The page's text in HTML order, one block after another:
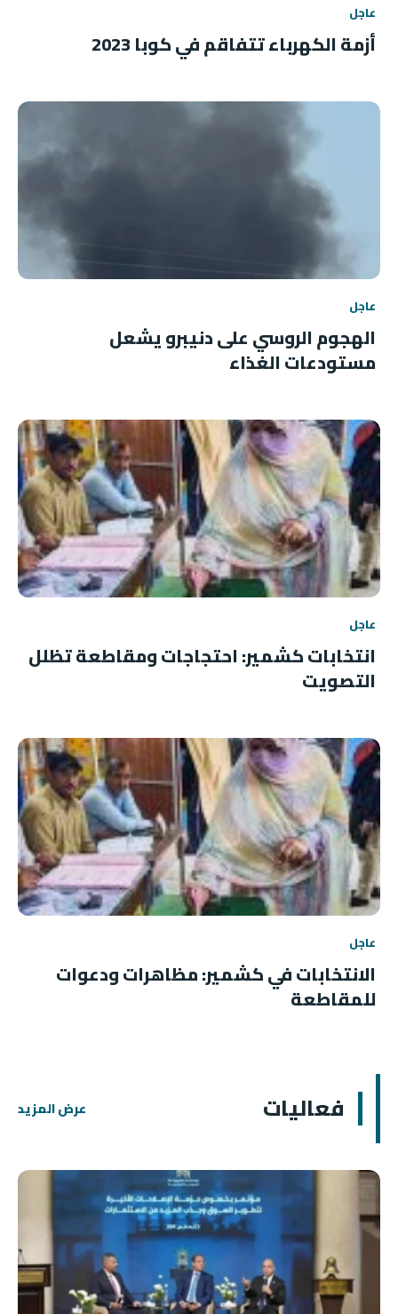
عاجل
أزمة الكهرباء تتفاقم في كوبا 2023
عاجل
الهجوم الروسي على دنيبرو يشعل
مستودعات الغذاء
عاجل
انتخابات كشمير: احتجاجات ومقاطعة تظلل
التصويت
عاجل
الانتخابات في كشمير: مظاهرات ودعوات
للمقاطعة
فعاليات عرض المزيد